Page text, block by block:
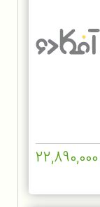
22,890,000